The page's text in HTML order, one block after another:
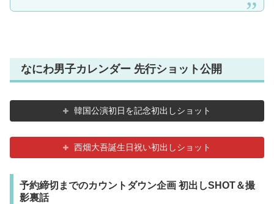
なにわ男子カレンダー 先行ショット公開
韓国公演初日を記念初出しショット
西畑大吾誕生日祝い初出しショット
予約締切までのカウントダウン企画 初出しSHOT＆撮
影裏話